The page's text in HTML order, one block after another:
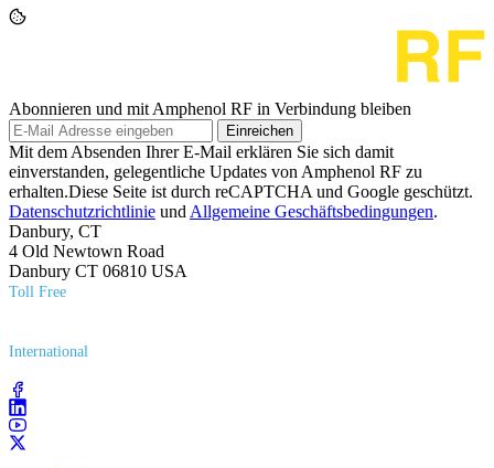
Abonnieren und mit Amphenol RF in Verbindung bleiben
Einreichen
Mit dem Absenden Ihrer E-Mail erklären Sie sich damit
einverstanden, gelegentliche Updates von Amphenol RF zu
erhalten.Diese Seite ist durch reCAPTCHA und Google geschützt.
Datenschutzrichtlinie und Allgemeine Geschäftsbedingungen.
Danbury, CT
4 Old Newtown Road
Danbury CT 06810 USA
Toll Free
International